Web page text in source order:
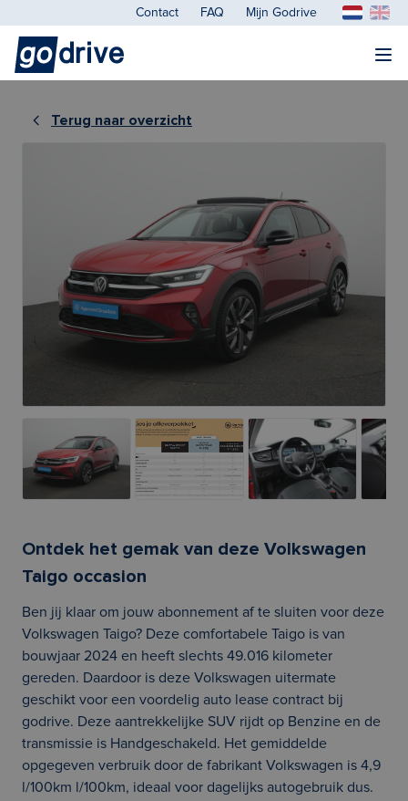
Contact FAQ Mijn Godrive
Terug naar overzicht
Ontdek het gemak van deze Volkswagen
Taigo occasion
Ben jij klaar om jouw abonnement af te sluiten voor deze
Volkswagen Taigo? Deze comfortabele Taigo is van
bouwjaar 2024 en heeft slechts 49.016 kilometer
gereden. Daardoor is deze Volkswagen uitermate
geschikt voor een voordelig auto lease contract bij
godrive. Deze aantrekkelijke SUV rijdt op Benzine en de
transmissie is Handgeschakeld. Het gemiddelde
opgegeven verbruik door de fabrikant Volkswagen is 4,9
l/100km l/100km, ideaal voor dagelijks autogebruik dus.